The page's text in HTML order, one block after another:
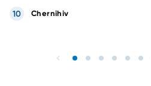
Chernihiv
10